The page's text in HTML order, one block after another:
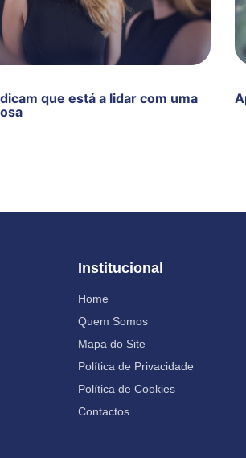
que está a lidar com uma
Institucional
Home
Quem Somos
Mapa do Site
Política de Privacidade
Política de Cookies
Contactos